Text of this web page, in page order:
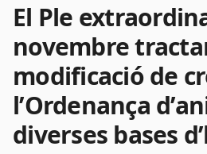
El Ple
novembre
modificació de
l’Ordenança
diverses bases